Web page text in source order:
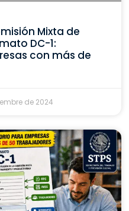
Mixta de
DC-1:
con más de
de 2024